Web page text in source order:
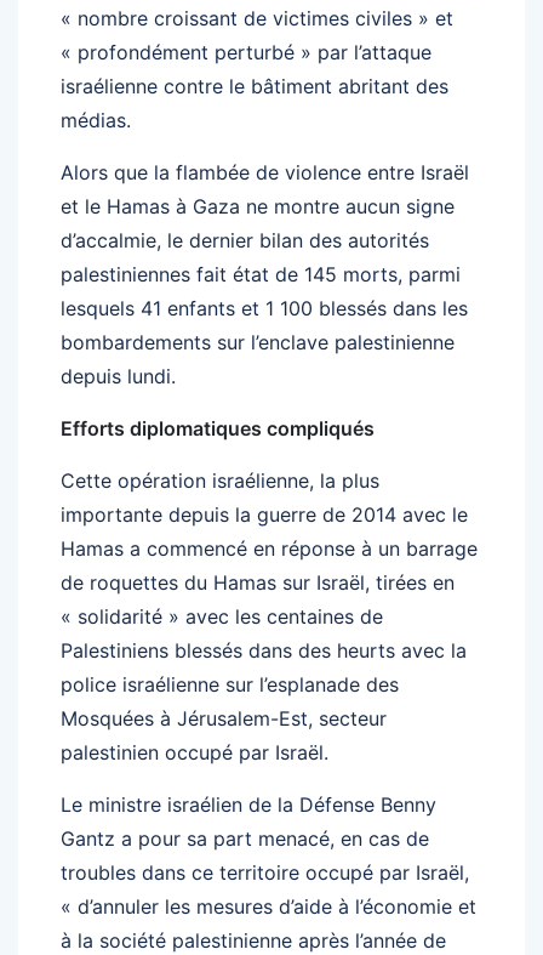
« nombre croissant de victimes civiles » et
« profondément perturbé » par l’attaque
israélienne contre le bâtiment abritant des
médias.
Alors que la flambée de violence entre Israël
et le Hamas à Gaza ne montre aucun signe
d’accalmie, le dernier bilan des autorités
palestiniennes fait état de 145 morts, parmi
lesquels 41 enfants et 1 100 blessés dans les
bombardements sur l’enclave palestinienne
depuis lundi.
Efforts diplomatiques compliqués
Cette opération israélienne, la plus
importante depuis la guerre de 2014 avec le
Hamas a commencé en réponse à un barrage
de roquettes du Hamas sur Israël, tirées en
« solidarité » avec les centaines de
Palestiniens blessés dans des heurts avec la
police israélienne sur l’esplanade des
Mosquées à Jérusalem-Est, secteur
palestinien occupé par Israël.
Le ministre israélien de la Défense Benny
Gantz a pour sa part menacé, en cas de
troubles dans ce territoire occupé par Israël,
« d’annuler les mesures d’aide à l’économie et
à la société palestinienne après l’année de